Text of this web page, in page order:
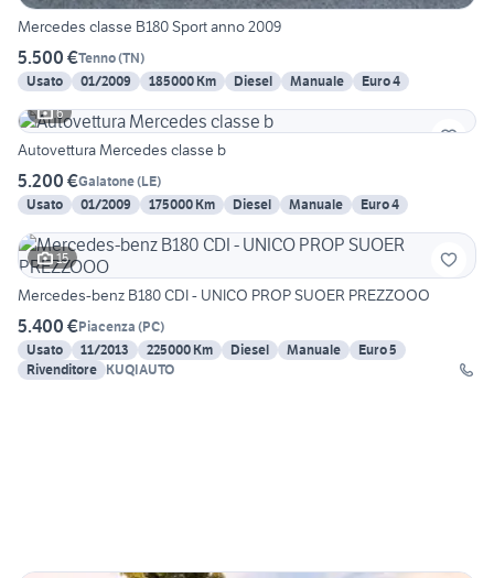
Mercedes classe B180 Sport anno 2009
5.500 €Tenno(TN)
Usato
01/2009 185000 Km Diesel Manuale
Euro 4
6
Autovettura Mercedes classe b
5.200 €Galatone(LE)
Usato
01/2009 175000 Km Diesel Manuale Euro 4
15
Mercedes-benz B180 CDI - UNICO PROP SUOER PREZZOOO
5.400 €Piacenza (PC)
Usato
11/2013 225000 Km Diesel Manuale
Euro 5
Rivenditore KUQIAUTO